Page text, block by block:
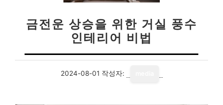
금전운 상승을 위한 거실 풍수
인테리어 비법
2024-08-01 작성자: